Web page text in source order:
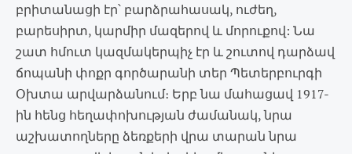
բրիտանացի էր՝ բարձրահասակ, ուժեղ,
բարեսիրտ, կարմիր մազերով և մորուքով: Նա
շատ հմուտ կազմակերպիչ էր և շուտով դարձավ
ճոպանի փոքր գործարանի տեր Պետերբուրգի
Օխտա արվարձանում։ Երբ նա մահացավ 1917-
ին հենց հեղափոխության ժամանակ, նրա
աշխատողները ձեռքերի վրա տարան նրա